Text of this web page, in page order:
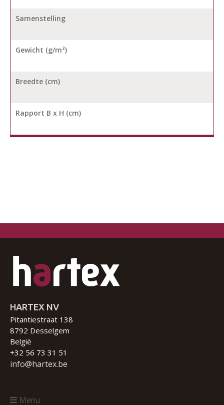
Samenstelling
Gewicht (g/m²)
Breedte (cm)
Rapport B x H (cm)
HARTEX NV
Pitantiestraat 138
8792 Desselgem
België
+32 56 73 31 51
info@hartex.be
Menu